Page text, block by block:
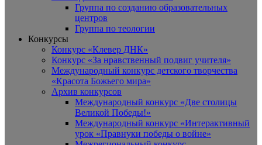
Группа по созданию образовательных
центров
Группа по теологии
Конкурсы
Конкурс «Клевер ДНК»
Конкурс «За нравственный подвиг учителя»
Международный конкурс детского творчества
«Красота Божьего мира»
Архив конкурсов
Международный конкурс «Две столицы
Великой Победы!»
Международный конкурс «Интерактивный
урок «Правнуки победы о войне»